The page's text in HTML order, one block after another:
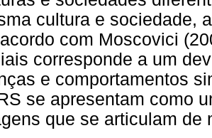
cultura e sociedade,
com Moscovici
corresponde a um
e comportamentos
se apresentam como
que se articulam de